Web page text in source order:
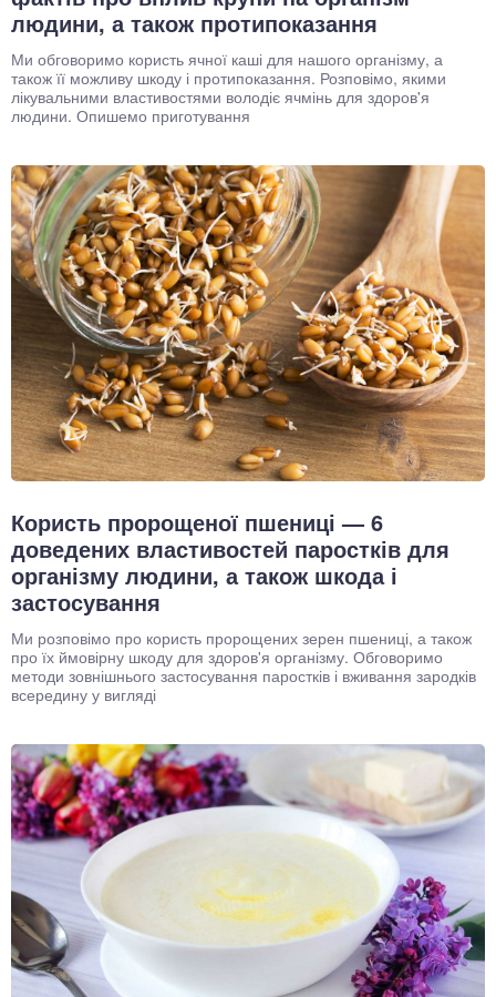
людини, а також протипоказання
Ми обговоримо користь ячної каші для нашого організму, а
також її можливу шкоду і протипоказання. Розповімо, якими
лікувальними властивостями володіє ячмінь для здоров'я
людини. Опишемо приготування
Користь пророщеної пшениці — 6
доведених властивостей паростків для
організму людини, а також шкода і
застосування
Ми розповімо про користь пророщених зерен пшениці, а також
про їх ймовірну шкоду для здоров'я організму. Обговоримо
методи зовнішнього застосування паростків і вживання зародків
всередину у вигляді